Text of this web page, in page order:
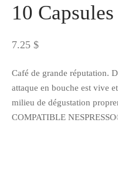
10 Capsules
7.25 $
Café de grande réputation.
attaque en bouche est vive
milieu de dégustation
COMPATIBLE